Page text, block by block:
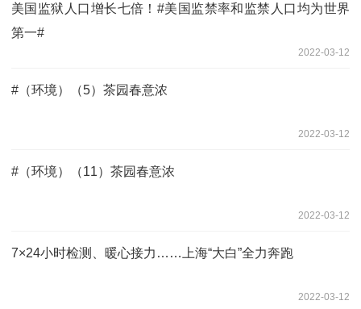
美国监狱人口增长七倍！#美国监禁率和监禁人口均为世界
第一#
2022-03-12
#（环境）（5）茶园春意浓
2022-03-12
#（环境）（11）茶园春意浓
2022-03-12
7×24小时检测、暖心接力……上海“大白”全力奔跑
2022-03-12